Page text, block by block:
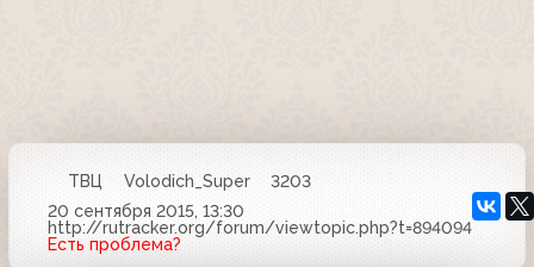
ТВЦ Volodich_Super
3203
20 сентября 2015, 13:30
http://rutracker.org/forum/viewtopic.php?t=894094
Есть проблема?